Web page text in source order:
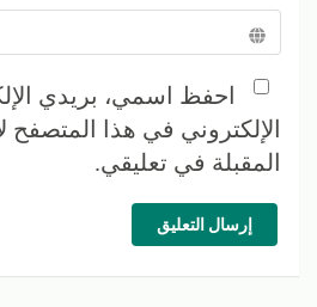
احفظ اسمي، بريدي
الإلكتروني في هذا المتصفح
المقبلة في تعليقي.
إرسال التعليق